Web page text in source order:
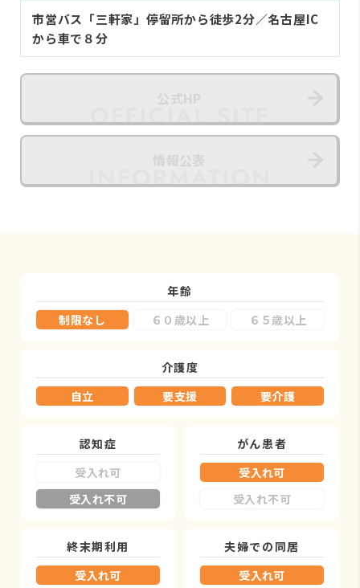
市営バス「三軒家」停留所から徒歩2分／名古屋IC
から車で８分
年齢
制限なし
６０歳以上 ６５歳以上
介護度
自立
要支援 要介護
認知症
受入れ可
受入れ不可
がん患者
受入れ可
受入れ不可
終末期利用
受入れ可
夫婦での同居
受入れ可